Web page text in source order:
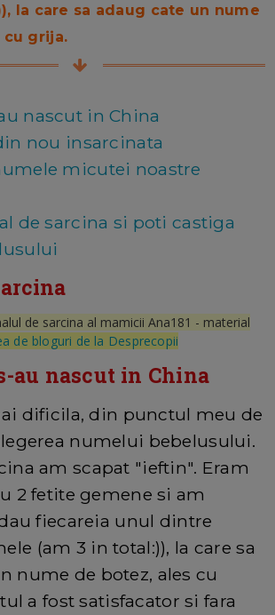
la care sa adaug cate un nume
cu grija.
nascut in China
nou insarcinata
micutei noastre
de sarcina si poti castiga
de sarcina al mamicii Ana181 - material
de bloguri de la Desprecopii
au nascut in China
dificila, din punctul meu de
numelui bebelusului.
am scapat "ieftin". Eram
2 fetite gemene si am
fiecareia unul dintre
(am 3 in total:)), la care sa
nume de botez, ales cu
a fost satisfacator si fara